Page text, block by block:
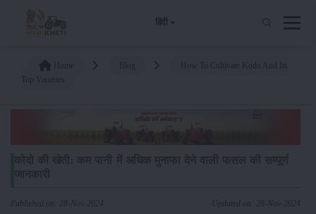
हिंदी
Published on: 28-Nov-2024 Updated on: 28-Nov-2024